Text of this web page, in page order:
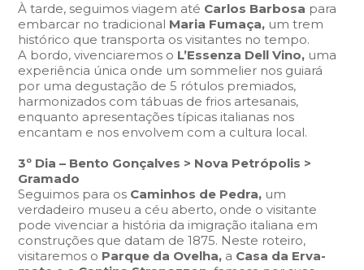
À tarde, seguimos viagem até Carlos Barbosa para
embarcar no tradicional Maria Fumaça, um trem
histórico que transporta os visitantes no tempo.
A bordo, vivenciaremos o L’Essenza Dell Vino, uma
experiência única onde um sommelier nos guiará
por uma degustação de 5 rótulos premiados,
harmonizados com tábuas de frios artesanais,
enquanto apresentações típicas italianas nos
encantam e nos envolvem com a cultura local.
3º Dia – Bento Gonçalves > Nova Petrópolis >
Gramado
Seguimos para os Caminhos de Pedra, um
verdadeiro museu a céu aberto, onde o visitante
pode vivenciar a história da imigração italiana em
construções que datam de 1875. Neste roteiro,
visitaremos o Parque da Ovelha, a Casa da Erva-